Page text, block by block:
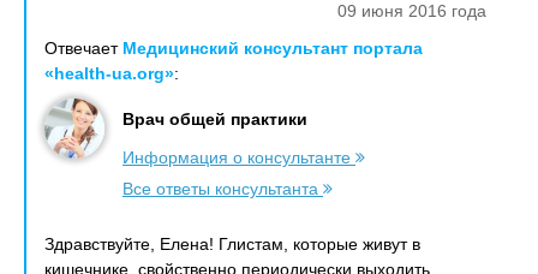
09 июня 2016 года
Отвечает Медицинский консультант портала
«health-ua.org»:
Врач общей практики
Информация о консультанте
Все ответы консультанта
Здравствуйте, Елена! Глистам, которые живут в
кишечнике, свойственно периодически выходить